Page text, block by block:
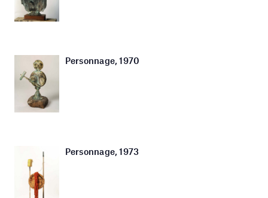
Personnage, 1970
Personnage, 1973